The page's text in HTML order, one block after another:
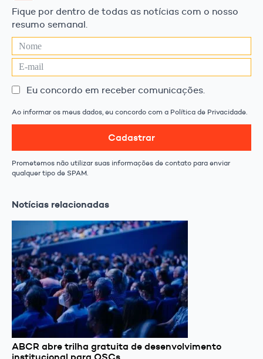
Fique por dentro de todas as notícias com o nosso
resumo semanal.
Eu concordo em receber comunicações.
Ao informar os meus dados, eu concordo com a Política de Privacidade.
Cadastrar
Prometemos não utilizar suas informações de contato para enviar
qualquer tipo de SPAM.
Notícias relacionadas
ABCR abre trilha gratuita de desenvolvimento
institucional para OSCs